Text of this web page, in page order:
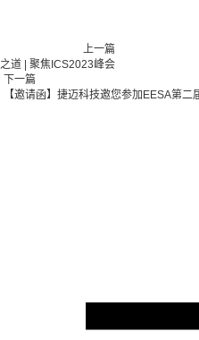
上一篇
道 | 聚焦ICS2023峰会
下一篇
【邀请函】捷迈科技邀您参加EESA第